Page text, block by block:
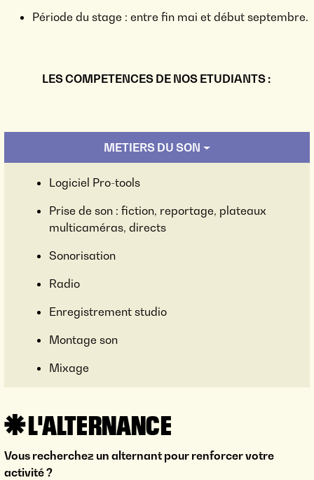
Période du stage : entre fin mai et début septembre.
LES COMPETENCES DE NOS ETUDIANTS :
METIERS DU SON
Logiciel Pro-tools
Prise de son : fiction, reportage, plateaux
multicaméras, directs
Sonorisation
Radio
Enregistrement studio
Montage son
Mixage
L'ALTERNANCE
Vous recherchez un alternant pour renforcer votre
activité ?